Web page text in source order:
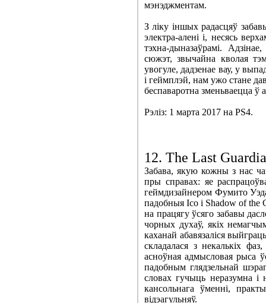
мэнэджментам.
З ліку іншых радасцяў
электра-алені і, несясь
тэхна-дыназаўрамі.
сюжэт, звычайна кволая
увогуле, дадзенае вау, у
і геймплэй, нам ужо стане
беспаваротна зменьваецца ў
Рэліз: 1 марта 2017 на PS4.
12. The Last
Забава, якую кожны з нас
пры справах: яе
геймдизайнером Фумито
падобныя Ico і Shadow of the
на працягу ўсяго забавы
чорных духаў, якіх
каханай абавязаліся
складалася з некалькіх
асноўная адмысловая рыса
падобным глядзельнай
словах гучыць неразумна
кансольнага ўменні,
відэагульняў.